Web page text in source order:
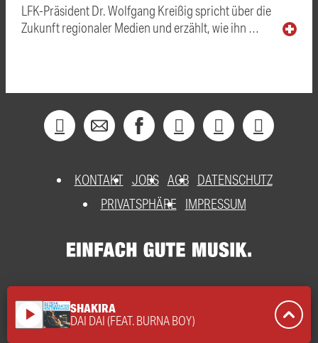
LFK-Präsident Dr. Wolfgang Kreißig spricht über die
Zukunft regionaler Medien und erzählt, wie ihn …
KONTAKT JOBS AGB DATENSCHUTZ
PRIVATSPHÄRE
IMPRESSUM
play_arrow SHAKIRA
DAI DAI (FEAT. BURNA BOY)